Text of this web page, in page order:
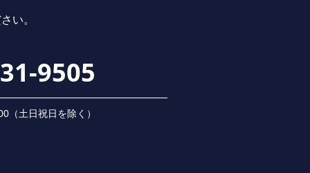
い。
9505
（⼟⽇祝⽇を除く）